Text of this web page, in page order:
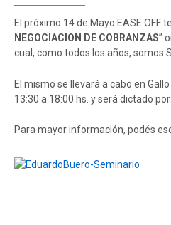
El próximo 14 de Mayo EASE OFF
NEGOCIACION DE COBRANZAS”
cual, como todos los años, somos
El mismo se llevará a cabo en
13:30 a 18:00 hs. y será dictado
Para mayor información, podés